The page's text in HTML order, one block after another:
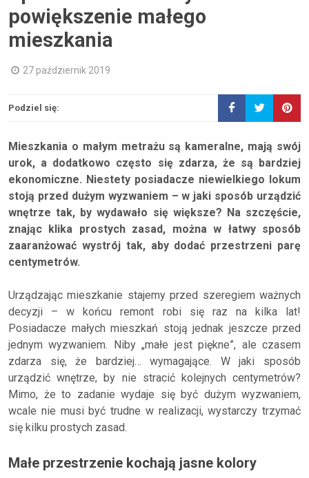
powiększenie małego
mieszkania
27 październik 2019
Podziel się:
Mieszkania o małym metrażu są kameralne, mają swój
urok, a dodatkowo często się zdarza, że są bardziej
ekonomiczne. Niestety posiadacze niewielkiego lokum
stoją przed dużym wyzwaniem – w jaki sposób urządzić
wnętrze tak, by wydawało się większe? Na szczęście,
znając klika prostych zasad, można w łatwy sposób
zaaranżować wystrój tak, aby dodać przestrzeni parę
centymetrów.
Urządzając mieszkanie stajemy przed szeregiem ważnych
decyzji – w końcu remont robi się raz na kilka lat!
Posiadacze małych mieszkań stoją jednak jeszcze przed
jednym wyzwaniem. Niby „małe jest piękne”, ale czasem
zdarza się, że bardziej… wymagające. W jaki sposób
urządzić wnętrze, by nie stracić kolejnych centymetrów?
Mimo, że to zadanie wydaje się być dużym wyzwaniem,
wcale nie musi być trudne w realizacji, wystarczy trzymać
się kilku prostych zasad.
Małe przestrzenie kochają jasne kolory